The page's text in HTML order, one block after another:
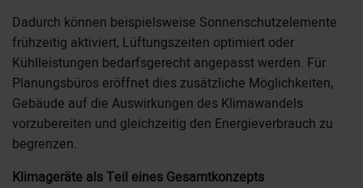
Dadurch können beispielsweise Sonnenschutzelemente
frühzeitig aktiviert, Lüftungszeiten optimiert oder
Kühlleistungen bedarfsgerecht angepasst werden. Für
Planungsbüros eröffnet dies zusätzliche Möglichkeiten,
Gebäude auf die Auswirkungen des Klimawandels
vorzubereiten und gleichzeitig den Energieverbrauch zu
begrenzen.
Klimageräte als Teil eines Gesamtkonzepts